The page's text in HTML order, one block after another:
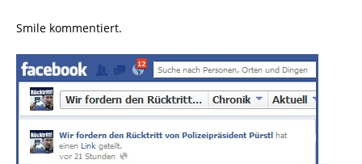
Smile kommentiert.